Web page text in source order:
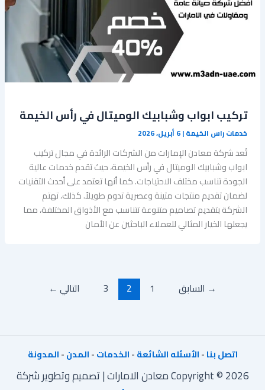
تركيب ابواب وشبابيك الوميتال في رأس الخيمة
خدمات راس الخيمة|6 أبريل، 2026
تُعد شركة معادن الإمارات من الشركات الرائدة في مجال تركيب
ابواب وشبابيك الوميتال في رأس الخيمة، حيث تقدم خدمات عالية
الجودة تناسب مختلف الاحتياجات. كما أنها تعتمد على أحدث التقنيات
لضمان تقديم منتجات متينة وعصرية تدوم طويلاً. كذلك، تهتم
الشركة بتقديم تصاميم متنوعة تتناسب مع الأذواق المختلفة، مما
يجعلها الخيار المثالي للعملاء الباحثين عن الأمان
→ السابق 1
2
3 التالي ←
اتصل بنا-الأسئله الشائعة-الخدمات-المدن-المدونة
Copyright © 2026 معادن الامارات | تصميم وتطوير شركة